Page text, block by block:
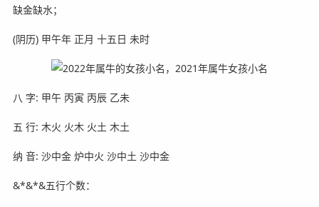
缺金缺水；
(阴历) 甲午年 正月 十五日 未时
八 字: 甲午 丙寅 丙辰 乙未
五 行: 木火 火木 火土 木土
纳 音: 沙中金 炉中火 沙中土 沙中金
&*&*&五行个数：